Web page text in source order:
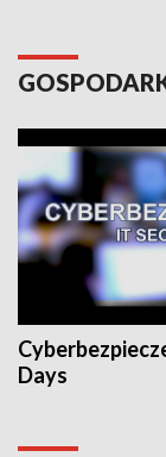
Days